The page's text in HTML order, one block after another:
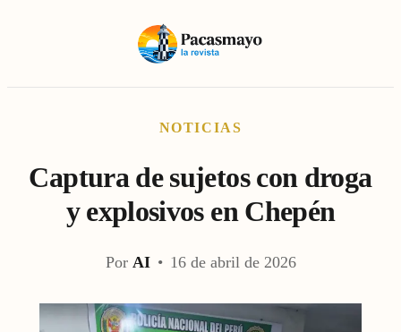
NOTICIAS
Captura de sujetos con droga
y explosivos en Chepén
Por AI • 16 de abril de 2026